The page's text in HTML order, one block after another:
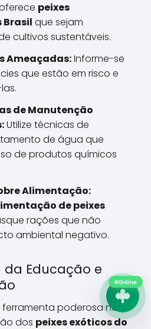
peixes
que sejam
cultivos sustentáveis.
Ameaçadas:Informe-se
que estão em risco e
de Manutenção
Utilize técnicas de
de água que
de produtos químicos
Alimentação:
de peixes
rações que não
ambiental negativo.
Educação e
poderosa na
dos peixes exóticos do
Online